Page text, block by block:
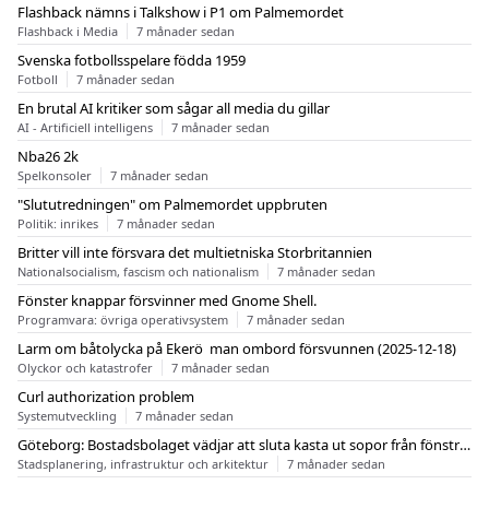
Flashback nämns i Talkshow i P1 om Palmemordet
Flashback i Media 7 månader sedan
Svenska fotbollsspelare födda 1959
Fotboll 7 månader sedan
En brutal AI kritiker som sågar all media du gillar
AI - Artificiell intelligens 7 månader sedan
Nba26 2k
Spelkonsoler 7 månader sedan
"Slututredningen" om Palmemordet uppbruten
Politik: inrikes 7 månader sedan
Britter vill inte försvara det multietniska Storbritannien
Nationalsocialism, fascism och nationalism 7 månader sedan
Fönster knappar försvinner med Gnome Shell.
Programvara: övriga operativsystem 7 månader sedan
Larm om båtolycka på Ekerö  man ombord försvunnen (2025-12-18)
Olyckor och katastrofer 7 månader sedan
Curl authorization problem
Systemutveckling 7 månader sedan
Göteborg: Bostadsbolaget vädjar att sluta kasta ut sopor från fönstren
Stadsplanering, infrastruktur och arkitektur 7 månader sedan